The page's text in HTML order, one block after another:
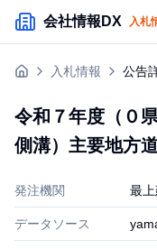
メインコンテンツにスキ
会社情報DX 入札
入札情報
助成金・補助金
入札情報 公告
令和７年度（０
側溝）主要地方
発注機関 最
データソース